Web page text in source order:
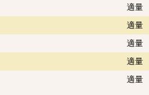
適量
適量
適量
適量
適量